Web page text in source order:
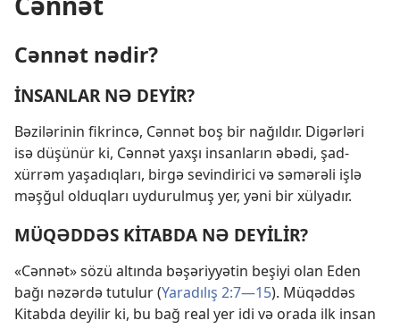
Cənnət nədir?
İNSANLAR NƏ DEYİR?
Bəzilərinin fikrincə, Cənnət boş bir nağıldır. Digərləri
isə düşünür ki, Cənnət yaxşı insanların əbədi, şad-
xürrəm yaşadıqları, birgə sevindirici və səmərəli işlə
məşğul olduqları uydurulmuş yer, yəni bir xülyadır.
MÜQƏDDƏS KİTABDA NƏ DEYİLİR?
«Cənnət» sözü altında bəşəriyyətin beşiyi olan Eden
bağı nəzərdə tutulur (Yaradılış 2:7—15). Müqəddəs
Kitabda deyilir ki, bu bağ real yer idi və orada ilk insan